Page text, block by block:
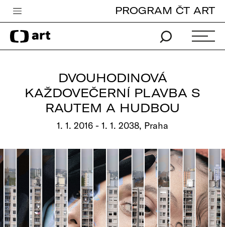
Česká televize
Zpravodajství
iVysílání
TV program
edu
Vše o ČT
PROGRAM ČT ART
DVOUHODINOVÁ
KAŽDOVEČERNÍ PLAVBA S
RAUTEM A HUDBOU
1. 1. 2016 - 1. 1. 2038, Praha